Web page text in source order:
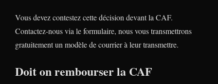
Vous devez contestez cette décision devant la CAF.
Contactez-nous via le formulaire, nous vous transmettrons
gratuitement un modèle de courrier à leur transmettre.
Doit on rembourser la CAF